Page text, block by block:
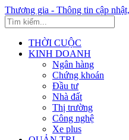
Thương gia - Thông tin cập
THỜI CUỘC
KINH DOANH
Ngân hàng
Chứng khoán
Đầu tư
Nhà đất
Thị trường
Công nghệ
Xe plus